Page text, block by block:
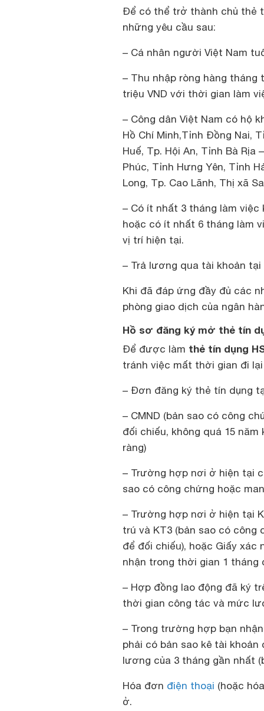
Để có thể trở thành chủ thẻ
những yêu cầu sau:
– Cá nhân người Việt Nam
– Thu nhập ròng hàng tháng
triệu VND với thời gian làm
– Công dân Việt Nam có hộ
Hồ Chí Minh,Tỉnh Đồng Nai,
Huế, Tp. Hội An, Tỉnh Bà Rịa
Phúc, Tỉnh Hưng Yên, Tỉnh
Long, Tp. Cao Lãnh, Thị xã
– Có ít nhất 3 tháng làm
hoặc có ít nhất 6 tháng làm
vị trí hiện tại.
– Trả lương qua tài khoản tại
Khi đã đáp ứng đầy đủ các
phòng giao dịch của ngân
Hồ sơ đăng ký mở thẻ tín
Để được làm thẻ tín dụng
tránh việc mất thời gian đi
– Đơn đăng ký thẻ tín dụng
– CMND (bản sao có công
đối chiếu, không quá 15
ràng)
– Trường hợp nơi ở hiện tại
sao có công chứng hoặc
– Trường hợp nơi ở hiện tại
trú và KT3 (bản sao có công
để đối chiếu), hoặc Giấy
nhận trong thời gian 1
– Hợp đồng lao động đã ký
thời gian công tác và mức
– Trong trường hợp bạn
phải có bản sao kê tài khoản
lương của 3 tháng gần nhất
Hóa đơn điện thoại (hoặc
ở.